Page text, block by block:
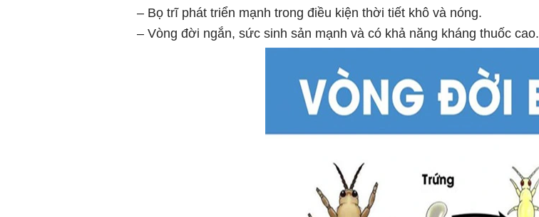
– Bọ trĩ phát triển mạnh trong điều kiện thời tiết khô và nóng.
– Vòng đời ngắn, sức sinh sản mạnh và có khả năng kháng thuốc cao.